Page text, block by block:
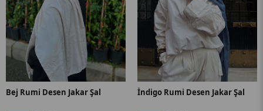
Bej Rumi Desen Jakar Şal İndigo Rumi Desen Jakar Şal